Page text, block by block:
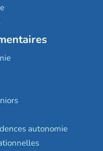
autonomie